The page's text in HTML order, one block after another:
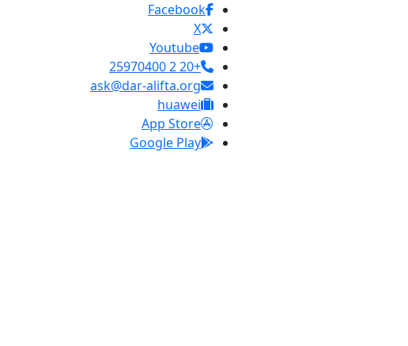
Facebook
X
Youtube
+20 2 25970400
ask@dar-alifta.org
huawei
App Store
Google Play